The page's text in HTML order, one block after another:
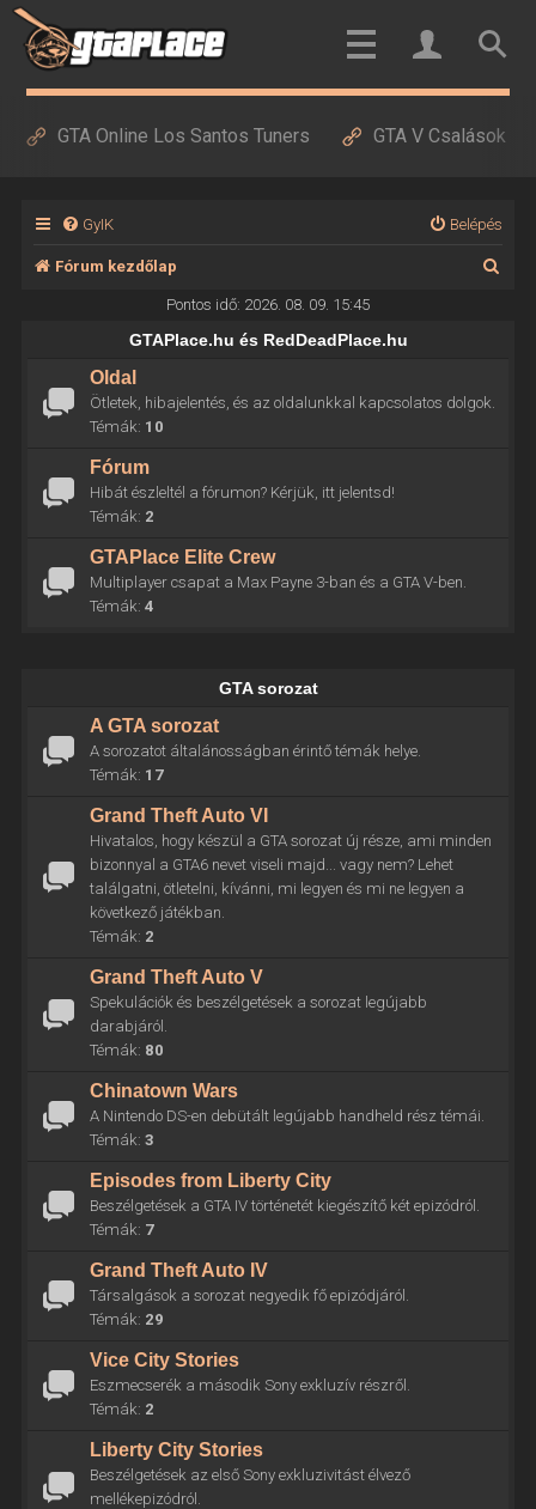
GTA Online Los Santos Tuners GTA V Csalások
GyIK Belépés
Fórum kezdőlap
Pontos idő: 2026. 08. 09. 15:45
GTAPlace.hu és RedDeadPlace.hu
Oldal
Ötletek, hibajelentés, és az oldalunkkal kapcsolatos dolgok.
Témák: 10
Fórum
Hibát észleltél a fórumon? Kérjük, itt jelentsd!
Témák: 2
GTAPlace Elite Crew
Multiplayer csapat a Max Payne 3-ban és a GTA V-ben.
Témák: 4
GTA sorozat
A GTA sorozat
A sorozatot általánosságban érintő témák helye.
Témák: 17
Grand Theft Auto VI
Hivatalos, hogy készül a GTA sorozat új része, ami minden
bizonnyal a GTA6 nevet viseli majd... vagy nem? Lehet
találgatni, ötletelni, kívánni, mi legyen és mi ne legyen a
következő játékban.
Témák: 2
Grand Theft Auto V
Spekulációk és beszélgetések a sorozat legújabb
darabjáról.
Témák: 80
Chinatown Wars
A Nintendo DS-en debütált legújabb handheld rész témái.
Témák: 3
Episodes from Liberty City
Beszélgetések a GTA IV történetét kiegészítő két epizódról.
Témák: 7
Grand Theft Auto IV
Társalgások a sorozat negyedik fő epizódjáról.
Témák: 29
Vice City Stories
Eszmecserék a második Sony exkluzív részről.
Témák: 2
Liberty City Stories
Beszélgetések az első Sony exkluzivitást élvező
mellékepizódról.